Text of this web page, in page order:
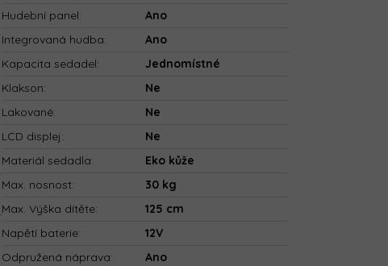
Hudební panel:
Ano
Integrovaná hudba:
Ano
Kapacita sedadel:
Jednomístné
Klakson:
Ne
Lakované:
Ne
LCD displej:
Ne
Materiál sedadla:
Eko kůže
Max. nosnost:
30 kg
Max. Výška dítěte:
125 cm
Napětí baterie:
12V
Odpružená náprava:
Ano